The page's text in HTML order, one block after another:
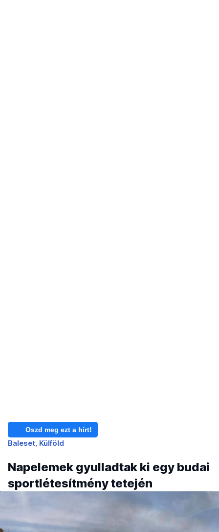
Oszd meg ezt a hírt!
Baleset Külföld
Napelemek gyulladtak ki egy budai
sportlétesítmény tetején